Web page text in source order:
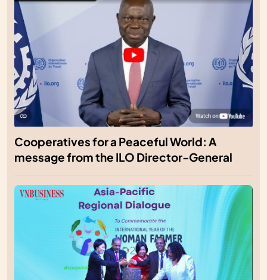
Cooperatives for a Peaceful World: A
message from the ILO Director-General